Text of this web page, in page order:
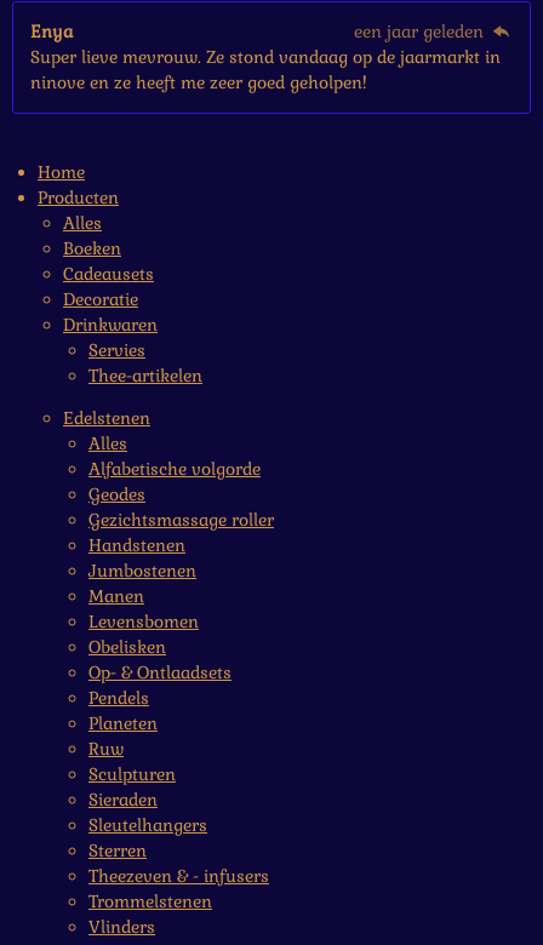
Enya
een jaar geleden
Super lieve mevrouw. Ze stond vandaag op de jaarmarkt in
ninove en ze heeft me zeer goed geholpen!
Home
Producten
Alles
Boeken
Cadeausets
Decoratie
Drinkwaren
Servies
Thee-artikelen
Edelstenen
Alles
Alfabetische volgorde
Geodes
Gezichtsmassage roller
Handstenen
Jumbostenen
Manen
Levensbomen
Obelisken
Op- & Ontlaadsets
Pendels
Planeten
Ruw
Sculpturen
Sieraden
Sleutelhangers
Sterren
Theezeven & - infusers
Trommelstenen
Vlinders